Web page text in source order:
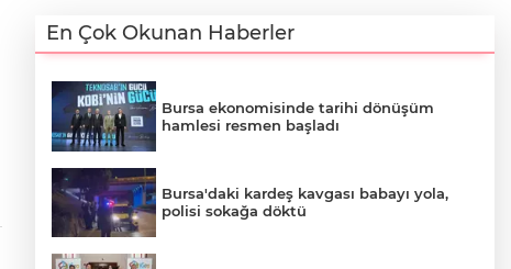
En Çok Okunan Haberler
Bursa ekonomisinde tarihi dönüşüm
hamlesi resmen başladı
Bursa'daki kardeş kavgası babayı yola,
polisi sokağa döktü